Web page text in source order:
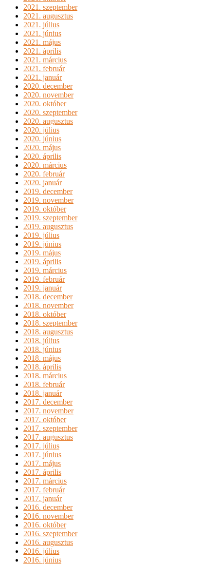
2021. szeptember
2021. augusztus
2021. július
2021. június
2021. május
2021. április
2021. március
2021. február
2021. január
2020. december
2020. november
2020. október
2020. szeptember
2020. augusztus
2020. július
2020. június
2020. május
2020. április
2020. március
2020. február
2020. január
2019. december
2019. november
2019. október
2019. szeptember
2019. augusztus
2019. július
2019. június
2019. május
2019. április
2019. március
2019. február
2019. január
2018. december
2018. november
2018. október
2018. szeptember
2018. augusztus
2018. július
2018. június
2018. május
2018. április
2018. március
2018. február
2018. január
2017. december
2017. november
2017. október
2017. szeptember
2017. augusztus
2017. július
2017. június
2017. május
2017. április
2017. március
2017. február
2017. január
2016. december
2016. november
2016. október
2016. szeptember
2016. augusztus
2016. július
2016. június